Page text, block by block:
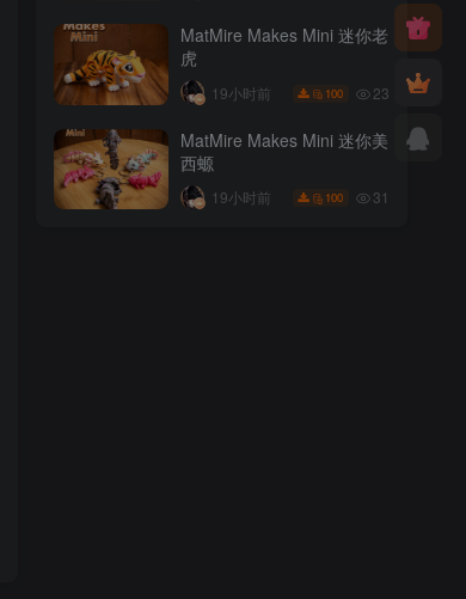
MatMire Makes Mini 迷你老
虎
19小时前 100 23
MatMire Makes Mini 迷你美
西螈
19小时前 100 31